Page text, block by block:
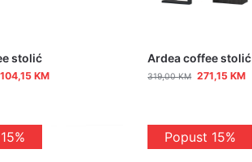
stolić
KM
Ardea coffee stolić
319,00KM 271,15 KM
Popust 15%